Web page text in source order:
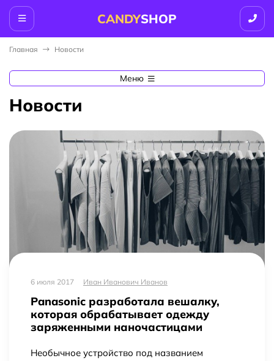
CANDYSHOP
Главная Новости
Меню
Новости
6 июля 2017 Иван Иванович Иванов
Panasonic разработала вешалку,
которая обрабатывает одежду
заряженными наночастицами
Необычное устройство под названием